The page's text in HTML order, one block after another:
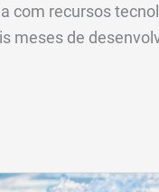
com recursos
meses de